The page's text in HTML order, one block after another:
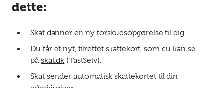
dette:
Skat danner en ny forskudsopgørelse til dig.
Du får et nyt, tilrettet skattekort, som du kan se
påskat.dk (TastSelv).
Skat sender automatisk skattekortet til din